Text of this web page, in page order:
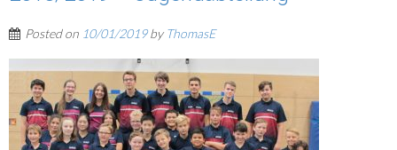
Posted on 10/01/2019by ThomasE